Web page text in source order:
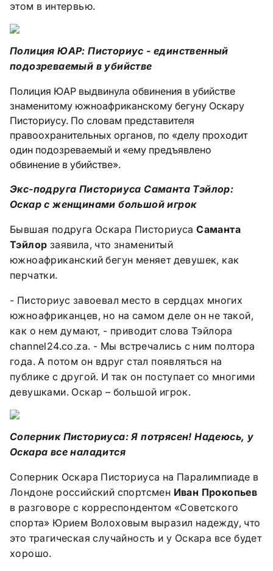
этом в интервью.
Полиция ЮАР: Писториус - единственный
подозреваемый в убийстве
Полиция ЮАР выдвинула обвинения в убийстве
знаменитому южноафриканскому бегуну Оскару
Писториусу. По словам представителя
правоохранительных органов, по «делу проходит
один подозреваемый и «ему предъявлено
обвинение в убийстве».
Экс-подруга Писториуса Саманта Тэйлор:
Оскар с женщинами большой игрок
Бывшая подруга Оскара ПисториусаСаманта
Тэйлор заявила, что знаменитый
южноафриканский бегун меняет девушек, как
перчатки.
- Писториус завоевал место в сердцах многих
южноафриканцев, но на самом деле он не такой,
как о нем думают, - приводит слова Тэйлора
channel24.co.za. - Мы встречались с ним полтора
года. А потом он вдруг стал появляться на
публике с другой. И так он поступает со многими
девушками. Оскар – большой игрок.
Соперник Писториуса: Я потрясен! Надеюсь, у
Оскара все наладится
Соперник Оскара Писториуса на Паралимпиаде в
Лондоне российский спортсмен Иван Прокопьев
в разговоре с корреспондентом «Советского
спорта» Юрием Волоховым выразил надежду, что
это трагическая случайность и у Оскара все будет
хорошо.